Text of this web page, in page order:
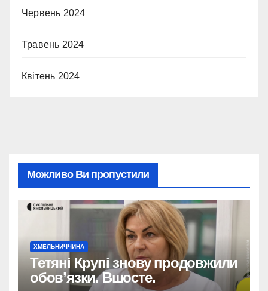
Червень 2024
Травень 2024
Квітень 2024
Можливо Ви пропустили
ХМЕЛЬНИЧЧИНА
Тетяні Крупі знову продовжили
обов’язки. Вшосте.